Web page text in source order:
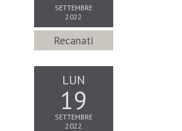
SETTEMBRE
2022
Recanati
LUN
19
SETTEMBRE
2022